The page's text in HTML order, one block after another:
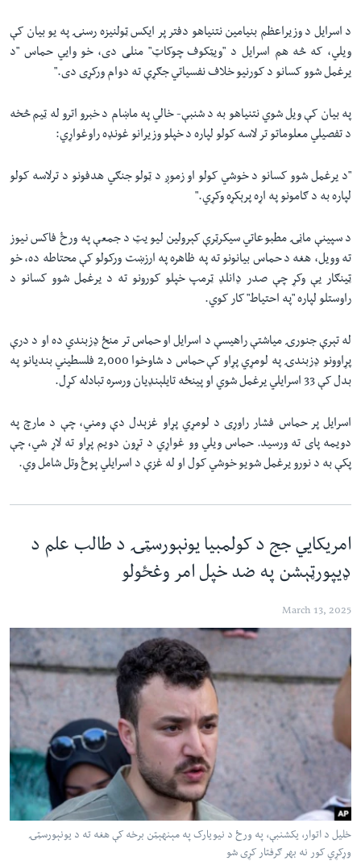
د اسرایل د وزیراعظم بنیامین نتنیاهو دفتر پر ایکس ټولنیزه رسنۍ په یو بیان کې
ویلي، که څه هم اسرایل د "ویټکوف چوکاټ" منلی دی، خو وایي حماس "د
یرغمل شوو کسانو د کورنیو خلاف نفسیاتي جګړې ته دوام ورکړی دی."
په بیان کې ویل شوي نتنیاهو به د شنبې- خالي په ماښام د خبرو اترو له ټیم څخه
د تفصیلي معلوماتو تر لاسه کولو لپاره د خپلو وزیرانو غونډه راوغواړي:
"د یرغمل شوو کسانو د خوشي کولو او زموږ د ټولو جنګي هدفونو د ترلاسه کولو
لپاره به د ګامونو په اړه پرېکړه وکړي."
د سپینې ماڼۍ مطبوعاتي سیکرټرې کېرولین لیویټ د جمعې په ورځ فاکس نیوز
ته وویل، هغه د حماس بیانونو ته په ظاهره په ارزښت ورکولو کې محتاطه ده، خو
ټینګار یې وکړ چې صدر ډانلډ ټرمپ خپلو کورونو ته د یرغمل شوو کسانو د
راوستلو لپاره "په احتیاط" کار کوي.
له تېرې جنورۍ میاشتې راهیسې د اسرایل او حماس تر منځ ډزبندي ده او د درې
پړاوونو ډزبندۍ په لومړي پړاو کې حماس د شاوخوا 2,000 فلسطیني بندیانو په
بدل کې 33 اسرایلي یرغمل شوي او پینځه تایلېنډیان ورسره تبادله کړل.
اسرایل پر حماس فشار راوړی د لومړي پړاو غزېدل دې ومني، چې د مارچ په
دویمه پای ته ورسید. حماس ویلي وو غواړي د تړون دویم پړاو ته لاړ شي، چې
پکې به د نورو یرغمل شویو خوشي کول او له غزې د اسرایلي پوځ وتل شامل وي.
امریکايي جج د کولمبیا یونېورسټۍ د طالب علم د
ډيپورټېشن په ضد خپل امر وغځولو
March 13, 2025
خلیل د اتوار، یکشنبې، په ورځ د نیویارک په مېنهېټن برخه کې هغه ته د یونېورسټۍ
وړکړي کور نه بهر ګرفتار کړی شو